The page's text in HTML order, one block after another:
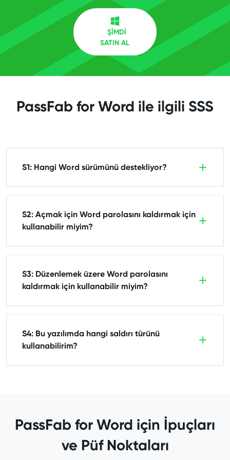
ŞİMDİ
SATIN AL
PassFab for Word ile ilgili SSS
S1: Hangi Word sürümünü destekliyor?
S2: Açmak için Word parolasını kaldırmak için
kullanabilir miyim?
S3: Düzenlemek üzere Word parolasını
kaldırmak için kullanabilir miyim?
S4: Bu yazılımda hangi saldırı türünü
kullanabilirim?
PassFab for Word için İpuçları
ve Püf Noktaları